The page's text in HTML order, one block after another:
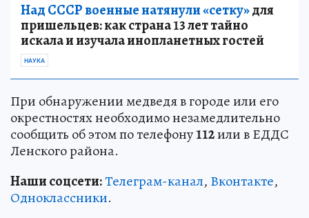
Над СССР военные натянули «сетку»для
пришельцев: как страна 13 лет тайно
искала и изучала инопланетных гостей
НАУКА
При обнаружении медведя в городе или его
окрестностях необходимо незамедлительно
сообщить об этом по телефону112или в ЕДДС
Ленского района.
Наши соцсети:Телеграм-канал, Вконтакте,
Одноклассники.